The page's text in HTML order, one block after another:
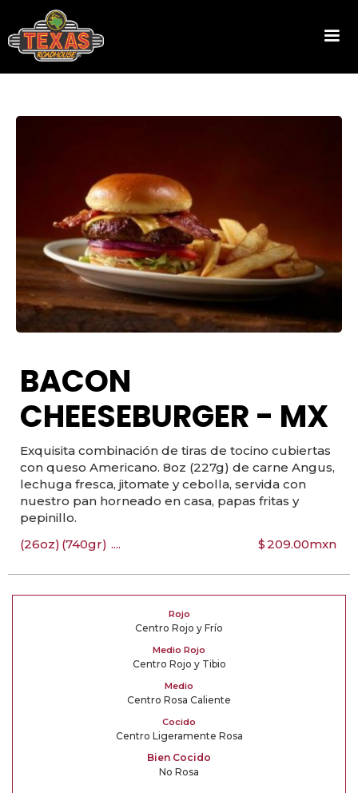
BACON
CHEESEBURGER - MX
Exquisita combinación de tiras de tocino cubiertas
con queso Americano. 8oz (227g) de carne Angus,
lechuga fresca, jitomate y cebolla, servida con
nuestro pan horneado en casa, papas fritas y
pepinillo.
(26oz) (740gr) .... $209.00mxn
Rojo
Centro Rojo y Frío
Medio Rojo
Centro Rojo y Tibio
Medio
Centro Rosa Caliente
Cocido
Centro Ligeramente Rosa
Bien Cocido
No Rosa